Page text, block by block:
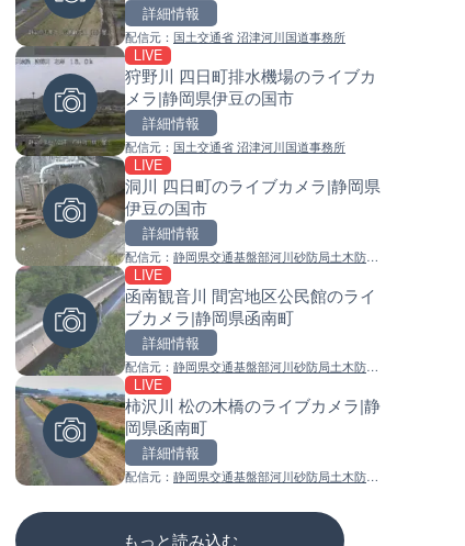
詳細情報
配信元： 国土交通省 沼津河川国道事務所
LIVE
狩野川 四日町排水機場のライブカ
メラ|静岡県伊豆の国市
詳細情報
配信元： 国土交通省 沼津河川国道事務所
LIVE
洞川 四日町のライブカメラ|静岡県
伊豆の国市
詳細情報
配信元： 静岡県交通基盤部河川砂防局土木防災
課LIVE
函南観音川 間宮地区公民館のライ
ブカメラ|静岡県函南町
詳細情報
配信元： 静岡県交通基盤部河川砂防局土木防災
課LIVE
柿沢川 松の木橋のライブカメラ|静
岡県函南町
詳細情報
配信元： 静岡県交通基盤部河川砂防局土木防災
もっと読み込む
配信元：福岡県庁県土整備部河川課
広島県道4号 川根のライブカ
広島県安芸高田市
配信元：広島県土木局土木整備部道路整
石狩川 奈井江8号樋門のライ
配信元：国土交通省 北海道開発局
国道1号 三ヶ野のライブカメ
岡県磐田市
配信元：国土交通省 浜松河川国道事務所
巴川 浅畑川合流点のライブカ
配信元：静岡県交通基盤部河川砂防局土
配信元：国土交通省 北海道開発局
天塩川 岩尾内ダムのライブカ
北海道士別市
配信元：国土交通省 北海道開発局
東京都品川区南大井のライブ
配信元：東京都品川区南大井ライブカメラ
道の駅さがのせきのライブカ
大分県大分市
配信元：道の駅さがのせきPPカム
松江自動車道 三次東JCT・イ
配信元：国土交通省 三次河川国道事務所